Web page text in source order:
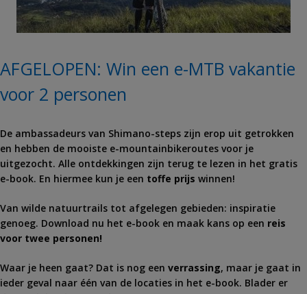
AFGELOPEN: Win een e-MTB vakantie
voor 2 personen
De ambassadeurs van Shimano-steps zijn erop uit getrokken
en hebben de mooiste e-mountainbikeroutes voor je
uitgezocht. Alle ontdekkingen zijn terug te lezen in het gratis
e-book. En hiermee kun je een toffe prijs winnen!
Van wilde natuurtrails tot afgelegen gebieden: inspiratie
genoeg. Download nu het e-book en maak kans op een reis
voor twee personen!
Waar je heen gaat? Dat is nog een verrassing, maar je gaat in
ieder geval naar één van de locaties in het e-book. Blader er